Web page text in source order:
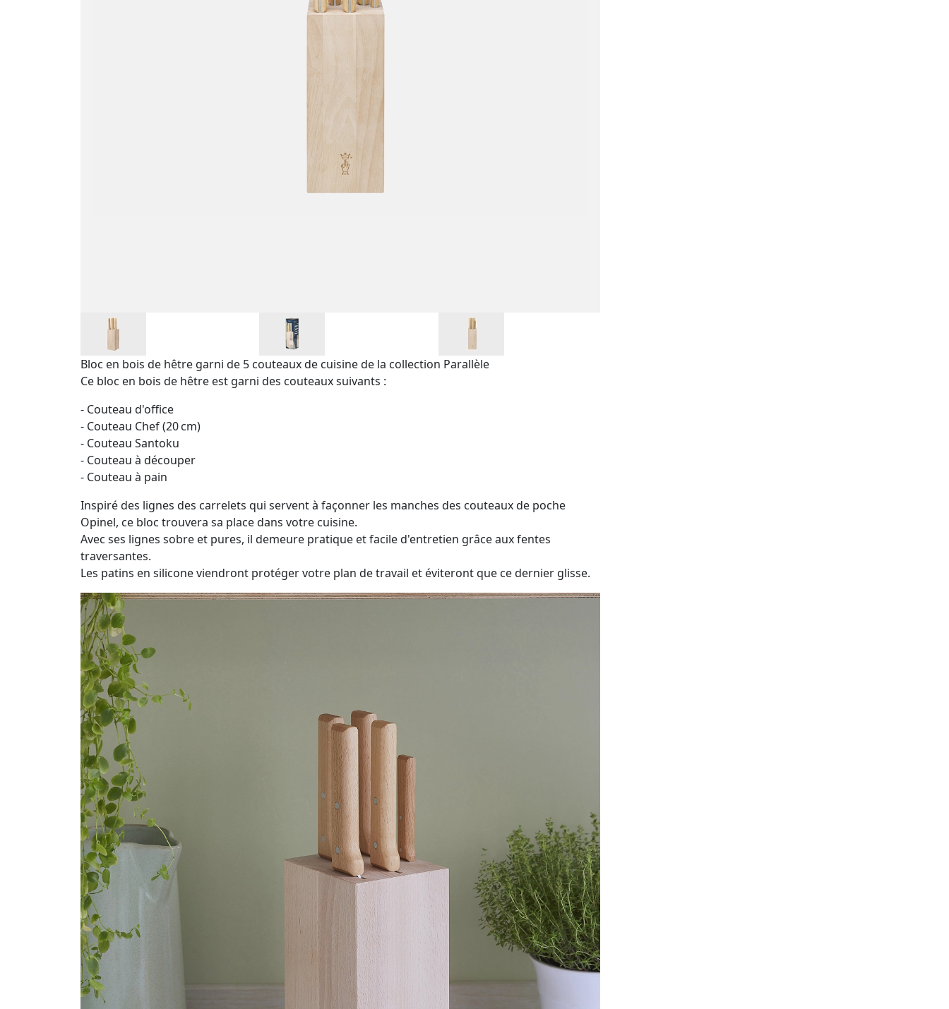
Bloc en bois de hêtre garni de 5 couteaux de cuisine de la collection Parallèle
Ce bloc en bois de hêtre est garni des couteaux suivants :
- Couteau d'office
- Couteau Chef (20 cm)
- Couteau Santoku
- Couteau à découper
- Couteau à pain
Inspiré des lignes des carrelets qui servent à façonner les manches des couteaux de poche
Opinel, ce bloc trouvera sa place dans votre cuisine.
Avec ses lignes sobre et pures, il demeure pratique et facile d'entretien grâce aux fentes
traversantes.
Les patins en silicone viendront protéger votre plan de travail et éviteront que ce dernier glisse.